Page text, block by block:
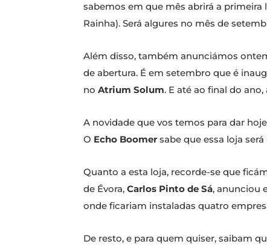
sabemos em que mês abrirá a
Rainha). Será algures no mês de
Além disso, também anunciámos
de abertura. É em setembro que é
no Atrium Solum. E até ao final do
A novidade que vos temos para dar
O Echo Boomer sabe que essa loja
Quanto a esta loja, recorde-se que
de Évora, Carlos Pinto de Sá, anunciou
onde ficariam instaladas quatro
De resto, e para quem quiser, saibam